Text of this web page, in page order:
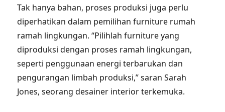
Tak hanya bahan, proses produksi juga perlu
diperhatikan dalam pemilihan furniture rumah
ramah lingkungan. “Pilihlah furniture yang
diproduksi dengan proses ramah lingkungan,
seperti penggunaan energi terbarukan dan
pengurangan limbah produksi,” saran Sarah
Jones, seorang desainer interior terkemuka.